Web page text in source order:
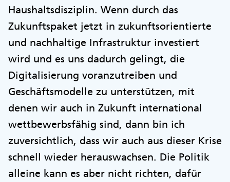
Haushaltsdisziplin. Wenn durch das
Zukunftspaket jetzt in zukunftsorientierte
und nachhaltige Infrastruktur investiert
wird und es uns dadurch gelingt, die
Digitalisierung voranzutreiben und
Geschäftsmodelle zu unterstützen, mit
denen wir auch in Zukunft international
wettbewerbsfähig sind, dann bin ich
zuversichtlich, dass wir auch aus dieser Krise
schnell wieder herauswachsen. Die Politik
alleine kann es aber nicht richten, dafür